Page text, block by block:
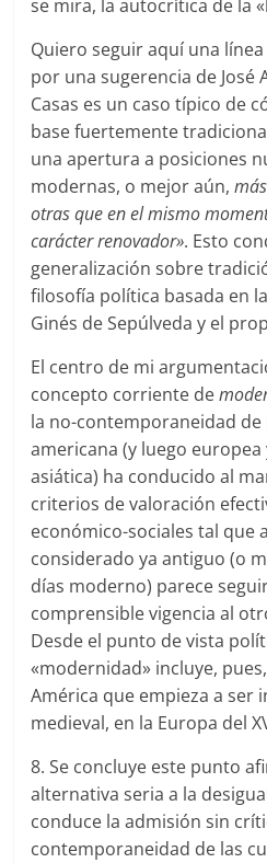
se mira, la autocrítica de la
Quiero seguir aquí una
por una sugerencia de José
Casas es un caso típico de
base fuertemente
una apertura a posiciones
modernas, o mejor aún,
otras que en el mismo
carácter renovador». Esto
generalización sobre
filosofía política basada en
Ginés de Sepúlveda y el
El centro de mi
concepto corriente de
la no-contemporaneidad
americana (y luego
asiática) ha conducido al
criterios de valoración
económico-sociales tal que
considerado ya antiguo (o
días moderno) parece
comprensible vigencia al
Desde el punto de vista
«modernidad» incluye,
América que empieza a ser
medieval, en la Europa del
8. Se concluye este punto
alternativa seria a la
conduce la admisión sin
contemporaneidad de las